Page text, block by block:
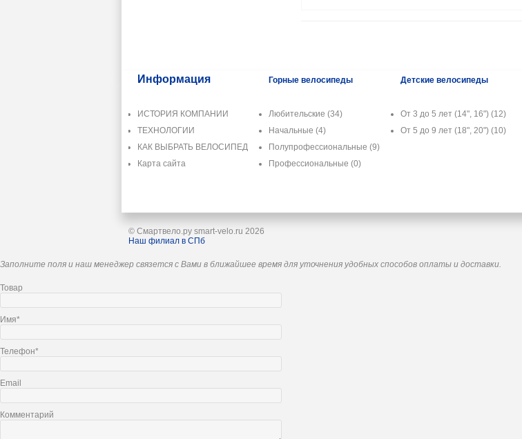
Информация
ИСТОРИЯ КОМПАНИИ
ТЕХНОЛОГИИ
КАК ВЫБРАТЬ ВЕЛОСИПЕД
Карта сайта
Горные велосипеды
Любительские (34)
Начальные (4)
Полупрофессиональные (9)
Профессиональные (0)
Детские велосипеды
От 3 до 5 лет (14", 16") (12)
От 5 до 9 лет (18", 20") (10)
© Смартвело.ру smart-velo.ru 2026
Наш филиал в СПб
Заполните поля и наш менеджер связется с Вами в ближайшее время для уточнения удобных способов оплаты и доставки.
Товар
Имя*
Телефон*
Email
Комментарий